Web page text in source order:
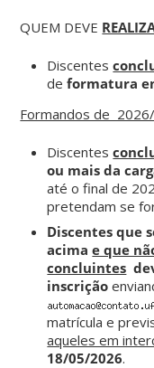
QUEM DEVE
Discentes
deformatura
Formandos de
Discentes
ou mais da
até o final de
pretendam se
Discentes que
acimae que
concluintes
inscrição
matrícula e
aqueles em
18/05/2026.